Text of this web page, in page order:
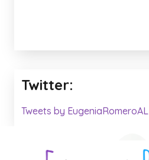
Twitter:
Tweets by EugeniaRomeroAL